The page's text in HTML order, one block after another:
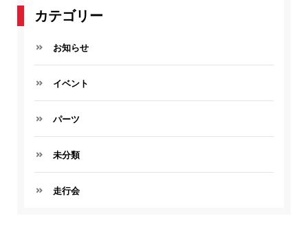
カテゴリー
お知らせ
イベント
パーツ
未分類
走行会